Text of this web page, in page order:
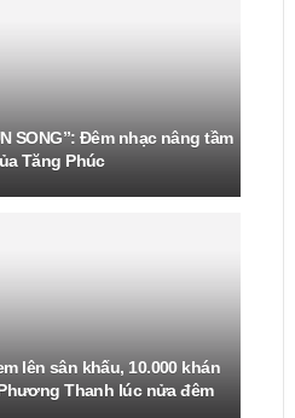
SONG”: Đêm nhạc nâng tầm
Tăng Phúc
lên sân khấu, 10.000 khán
Thanh lúc nửa đêm